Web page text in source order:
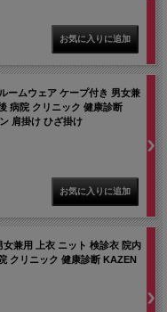
ームウェア ケープ付き 男女兼
病院 クリニック 健康診断
肩掛け ひざ掛け
兼用 上衣 ニット 検診衣 院内
クリニック 健康診断 KAZEN